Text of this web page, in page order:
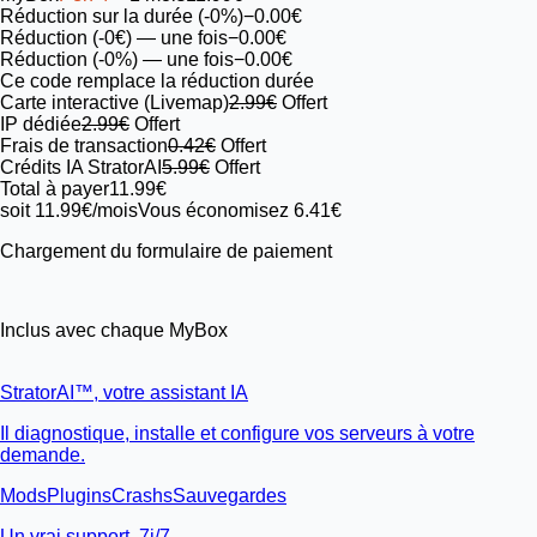
Réduction sur la durée (-0%)−0.00€
Réduction (-0€) — une fois−0.00€
Réduction (-0%) — une fois−0.00€
Ce code remplace la réduction durée
Carte interactive (Livemap)2.99€ Offert
IP dédiée2.99€ Offert
Frais de transaction0.42€ Offert
Crédits IA StratorAI 5.99€ Offert
Total à payer11.99€
soit 11.99€/moisVous économisez 6.41€
Chargement du formulaire de paiement
Inclus avec chaque MyBox
StratorAI ™, votre assistant IA
Il diagnostique, installe et configure vos serveurs à votre
demande.
ModsPluginsCrashsSauvegardes